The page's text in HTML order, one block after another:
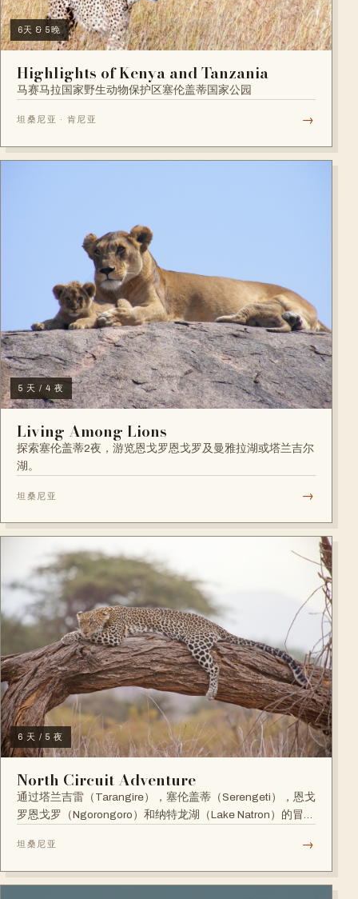
6天 & 5晚
Highlights of Kenya and Tanzania
马赛马拉国家野生动物保护区塞伦盖蒂国家公园
坦桑尼亚 · 肯尼亚 →
5 天 / 4 夜
Living Among Lions
探索塞伦盖蒂2夜，游览恩戈罗恩戈罗及曼雅拉湖或塔兰吉尔
湖。
坦桑尼亚 →
6 天 / 5 夜
North Circuit Adventure
通过塔兰吉雷（Tarangire），塞伦盖蒂（Serengeti），恩戈
罗恩戈罗（Ngorongoro）和纳特龙湖（Lake Natron）的冒险
坦桑尼亚 →